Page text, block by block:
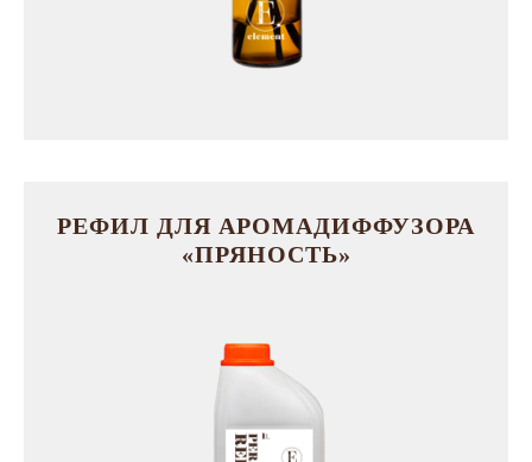
РЕФИЛ ДЛЯ АРОМАДИФФУЗОРА
«ПРЯНОСТЬ»